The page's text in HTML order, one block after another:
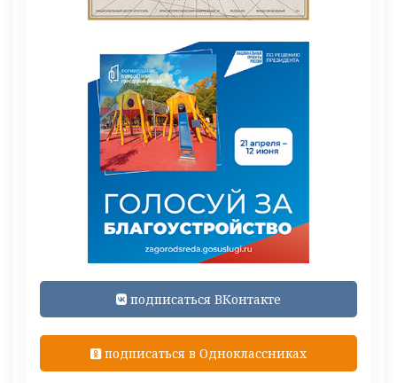
подписаться ВКонтакте
подписаться в Одноклассниках